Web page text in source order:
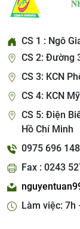
CS 1 : Ngô
CS 2: Đường
CS 3: KCN
CS 4: KCN
CS 5: Điện
Hồ Chí Minh
0975 696
Fax : 0243
Làm việc: 7h